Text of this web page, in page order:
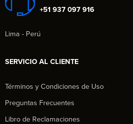
+51 937 097 916
Lima - Perú
SERVICIO AL CLIENTE
Términos y Condiciones de Uso
Preguntas Frecuentes
Libro de Reclamaciones